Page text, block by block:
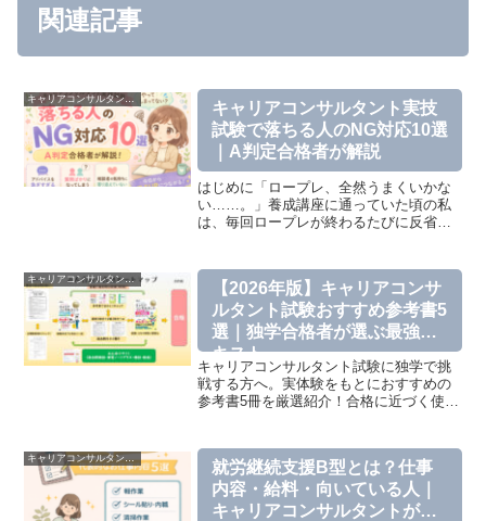
関連記事
キャリアコンサルタントおすすめ記事
キャリアコンサルタント実技
試験で落ちる人のNG対応10選
｜A判定合格者が解説
はじめに「ロープレ、全然うまくいかな
い……。」養成講座に通っていた頃の私
は、毎回ロープレが終わるたびに反省会
の気持ちをもっと聴いてみよう。」先生
や仲間からフィードバック...
キャリアコンサルタントおすすめ記事
【2026年版】キャリアコンサ
ルタント試験おすすめ参考書5
選｜独学合格者が選ぶ最強テ
キスト
キャリアコンサルタント試験に独学で挑
戦する方へ。実体験をもとにおすすめの
参考書5冊を厳選紹介！合格に近づく使い
就労継続支援B型とは？仕事
内容・給料・向いている人｜
キャリアコンサルタントが解